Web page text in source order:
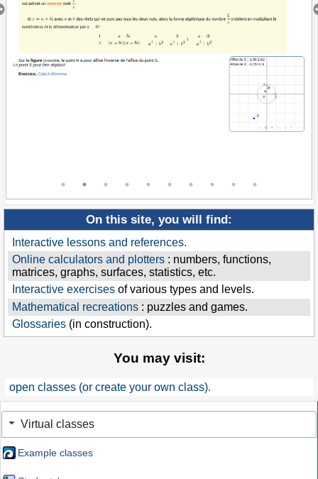
On this site, you will find:
Interactive lessons and references.
Online calculators and plotters : numbers, functions,
matrices, graphs, surfaces, statistics, etc.
Interactive exercises of various types and levels.
Mathematical recreations : puzzles and games.
Glossaries (in construction).
You may visit:
open classes (or create your own class).
Virtual classes
Example classes